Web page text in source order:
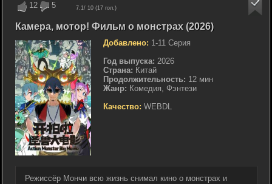
12 5 7.1/ 10 (17 гол.)
Камера, мотор! Фильм о монстрах (2026)
Добавлено: 1-11 Серия
Год выпуска: 2026
Страна: Китай
Продолжительность: 12 мин
Жанр: Комедия, Фэнтези
Качество: WEBDL
Режиссёр Мончи всю жизнь снимал кино о монстрах и